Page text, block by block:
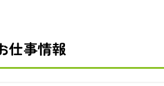
仕事情報